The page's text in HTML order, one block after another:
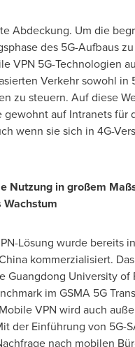
Abdeckung. Um die
des 5G-Aufbaus
VPN 5G-Technologien
Verkehr sowohl in
zu steuern. Auf diese
gewohnt auf Intranets für
wenn sie sich in 4G-
Nutzung in großem
Lösung wurde bereits
kommerzialisiert.
Guangdong University of
im GSMA 5G
VPN wird auch
der Einführung von 5G-
nach mobilen